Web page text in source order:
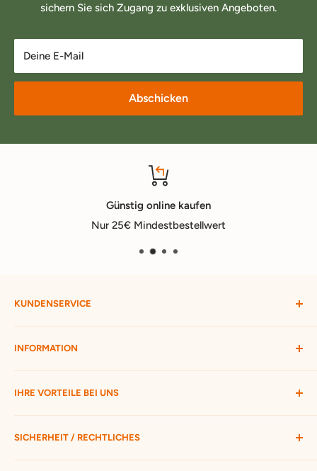
sichern Sie sich Zugang zu exklusiven Angeboten.
Deine E-Mail
Abschicken
Günstig online kaufen
Nur 25€ Mindestbestellwert
KUNDENSERVICE
Mein Konto
Widerruf starten
Bestellung verfolgen
Passwort vergessen
Kontakt
INFORMATION
Versandbedingungen
Ratgeber
Hofmax stellt sich vor
IHRE VORTEILE BEI UNS
ca. 3.500 Produkte zur Auswahl
Nur 25 € Mindestbestellwert
Schneller Versand mit DHL
SICHERHEIT / RECHTLICHES
Unsere AGB